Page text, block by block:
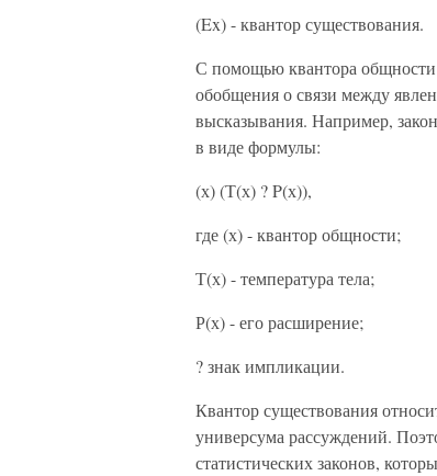
(Ex) - квантор существования.
С помощью квантора общности
обобщения о связи между
высказывания. Например,
в виде формулы:
(х) (Т(х) ? P(х)),
где (х) - квантор общности;
Т(х) - температура тела;
Р(х) - его расширение;
? знак импликации.
Квантор существования
универсума рассуждений.
статистических законов,